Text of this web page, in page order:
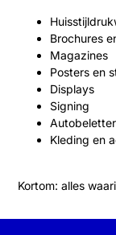
Brochures
Magazines
Posters en
Displays
Signing
Kleding en
Kortom: alles